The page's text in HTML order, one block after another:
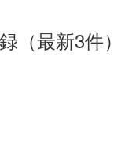
（最新3件）